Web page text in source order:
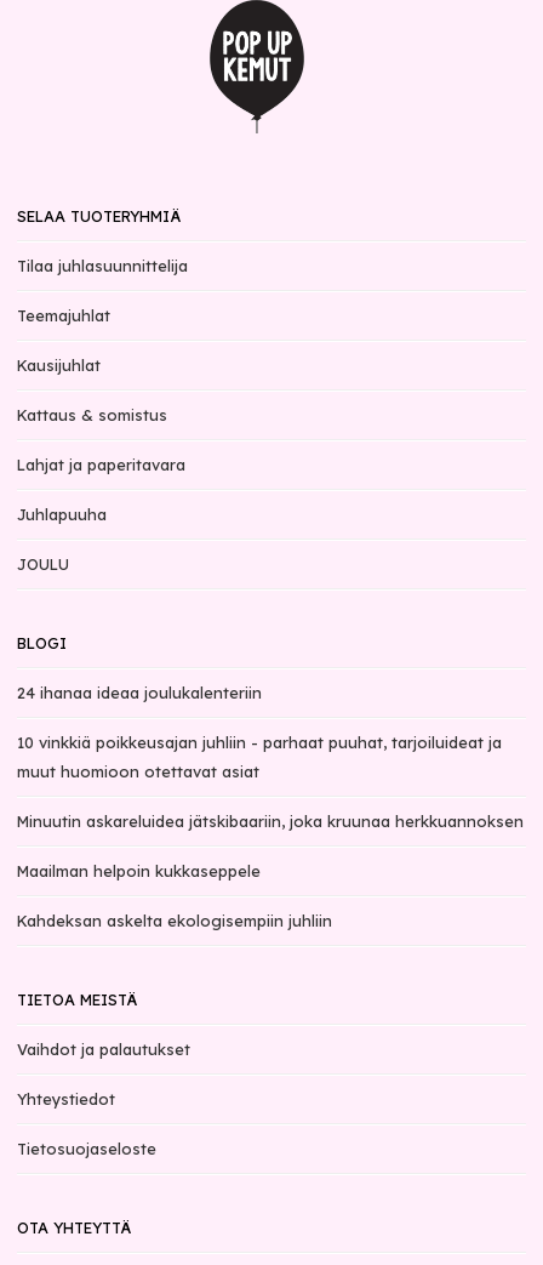
SELAA TUOTERYHMIÄ
Tilaa juhlasuunnittelija
Teemajuhlat
Kausijuhlat
Kattaus & somistus
Lahjat ja paperitavara
Juhlapuuha
JOULU
BLOGI
24 ihanaa ideaa joulukalenteriin
10 vinkkiä poikkeusajan juhliin - parhaat puuhat, tarjoiluideat ja
muut huomioon otettavat asiat
Minuutin askareluidea jätskibaariin, joka kruunaa herkkuannoksen
Maailman helpoin kukkaseppele
Kahdeksan askelta ekologisempiin juhliin
TIETOA MEISTÄ
Vaihdot ja palautukset
Yhteystiedot
Tietosuojaseloste
OTA YHTEYTTÄ